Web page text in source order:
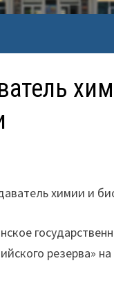
химии и
резерва» на